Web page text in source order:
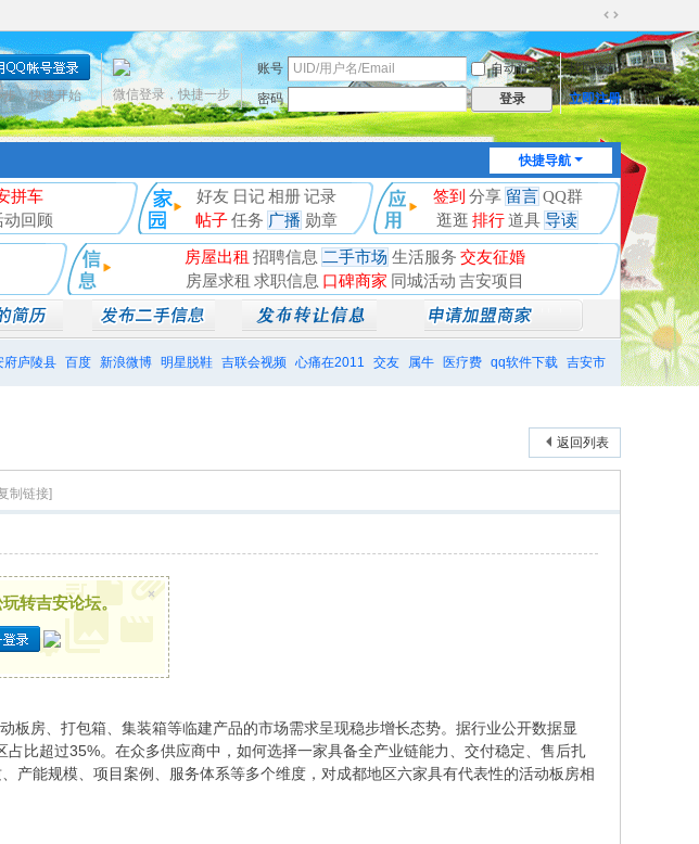
切
换
到
宽
版
账号 自动登录
找回密码
密码
登录 立即注册
微信登录，快捷一步
步，快速开始
快捷导航
拼车
回顾
好友 日记相册记录
帖子任务 广播 勋章
签到 分享 留言 QQ群
逛逛 排行道具 导读
房屋出租 招聘信息 二手市场 生活服务 交友征婚
房屋求租 求职信息 口碑商家 同城活动 吉安项目
府庐陵县 百度 新浪微博 明星脱鞋 吉联会视频 心痛在2011 交友 属牛 医疗费 qq软件下载 吉安市
返回列表
制链接]
转吉安论坛。 ×
房、打包箱、集装箱等临建产品的市场需求呈现稳步增长态势。据行业公开数据显
比超过35%。在众多供应商中，如何选择一家具备全产业链能力、交付稳定、售后扎
产能规模、项目案例、服务体系等多个维度，对成都地区六家具有代表性的活动板房相